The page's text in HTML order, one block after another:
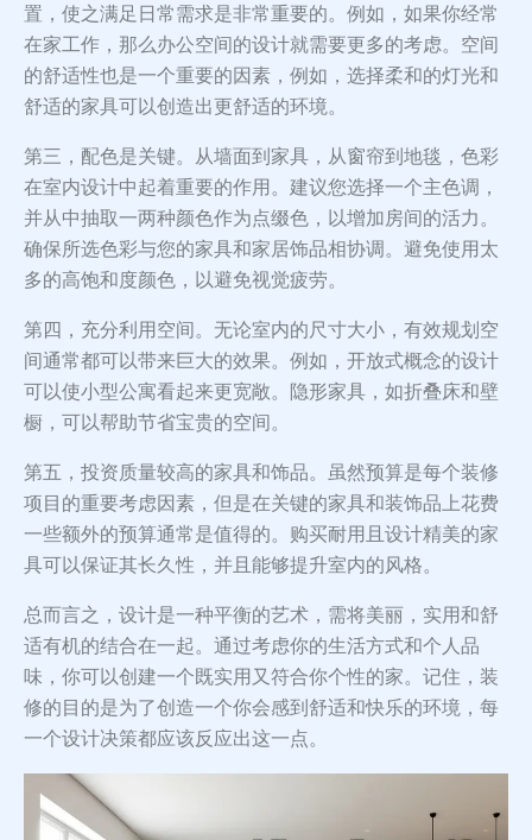
置，使之满足日常需求是非常重要的。例如，如果你经常
在家工作，那么办公空间的设计就需要更多的考虑。空间
的舒适性也是一个重要的因素，例如，选择柔和的灯光和
舒适的家具可以创造出更舒适的环境。
第三，配色是关键。从墙面到家具，从窗帘到地毯，色彩
在室内设计中起着重要的作用。建议您选择一个主色调，
并从中抽取一两种颜色作为点缀色，以增加房间的活力。
确保所选色彩与您的家具和家居饰品相协调。避免使用太
多的高饱和度颜色，以避免视觉疲劳。
第四，充分利用空间。无论室内的尺寸大小，有效规划空
间通常都可以带来巨大的效果。例如，开放式概念的设计
可以使小型公寓看起来更宽敞。隐形家具，如折叠床和壁
橱，可以帮助节省宝贵的空间。
第五，投资质量较高的家具和饰品。虽然预算是每个装修
项目的重要考虑因素，但是在关键的家具和装饰品上花费
一些额外的预算通常是值得的。购买耐用且设计精美的家
具可以保证其长久性，并且能够提升室内的风格。
总而言之，设计是一种平衡的艺术，需将美丽，实用和舒
适有机的结合在一起。通过考虑你的生活方式和个人品
味，你可以创建一个既实用又符合你个性的家。记住，装
修的目的是为了创造一个你会感到舒适和快乐的环境，每
一个设计决策都应该反应出这一点。